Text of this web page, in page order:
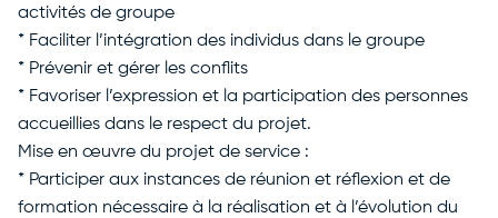
activités de groupe
* Faciliter l’intégration des individus dans le groupe
* Prévenir et gérer les conflits
* Favoriser l’expression et la participation des personnes
accueillies dans le respect du projet.
Mise en œuvre du projet de service :
* Participer aux instances de réunion et réflexion et de
formation nécessaire à la réalisation et à l’évolution du